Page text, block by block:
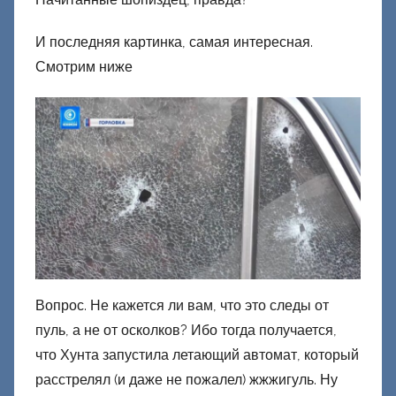
И последняя картинка, самая интересная.
Смотрим ниже
Вопрос. Не кажется ли вам, что это следы от
пуль, а не от осколков? Ибо тогда получается,
что Хунта запустила летающий автомат, который
расстрелял (и даже не пожалел) жжжигуль. Ну